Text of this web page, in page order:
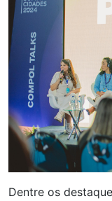
Dentre os